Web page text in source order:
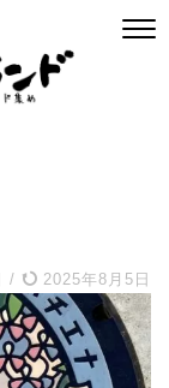
/ 2025年8月5日